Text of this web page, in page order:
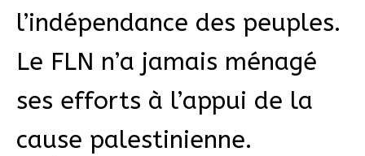
l’indépendance des peuples.
Le FLN n’a jamais ménagé
ses efforts à l’appui de la
cause palestinienne.